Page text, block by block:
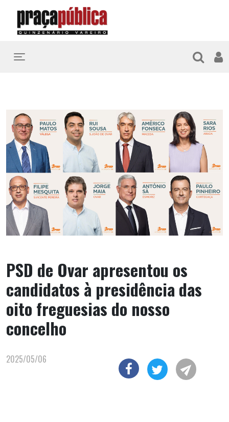
Toggle navigation
PSD de Ovar apresentou os
candidatos à presidência das
oito freguesias do nosso
concelho
2025/05/06